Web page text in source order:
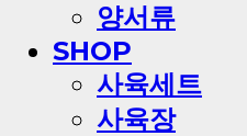
양서류
SHOP
사육세트
사육장